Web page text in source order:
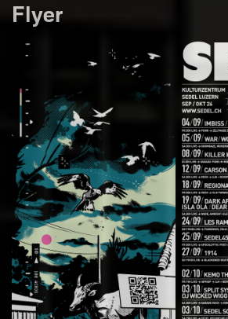
Flyer